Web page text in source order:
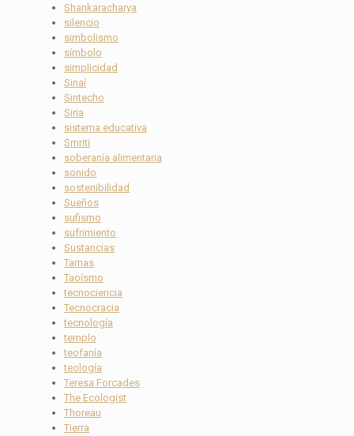
Shankaracharya
silencio
simbolismo
símbolo
simplicidad
Sinaí
Sintecho
Siria
sistema educativa
Smriti
soberanía alimentaria
sonido
sostenibilidad
Sueños
sufismo
sufrimiento
Sustancias
Tamas
Taoísmo
tecnociencia
Tecnocracia
tecnología
templo
teofanía
teología
Teresa Forcades
The Ecologist
Thoreau
Tierra